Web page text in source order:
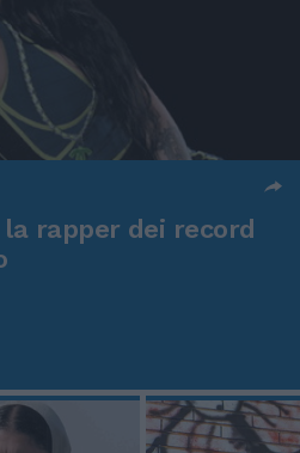
rapper dei record